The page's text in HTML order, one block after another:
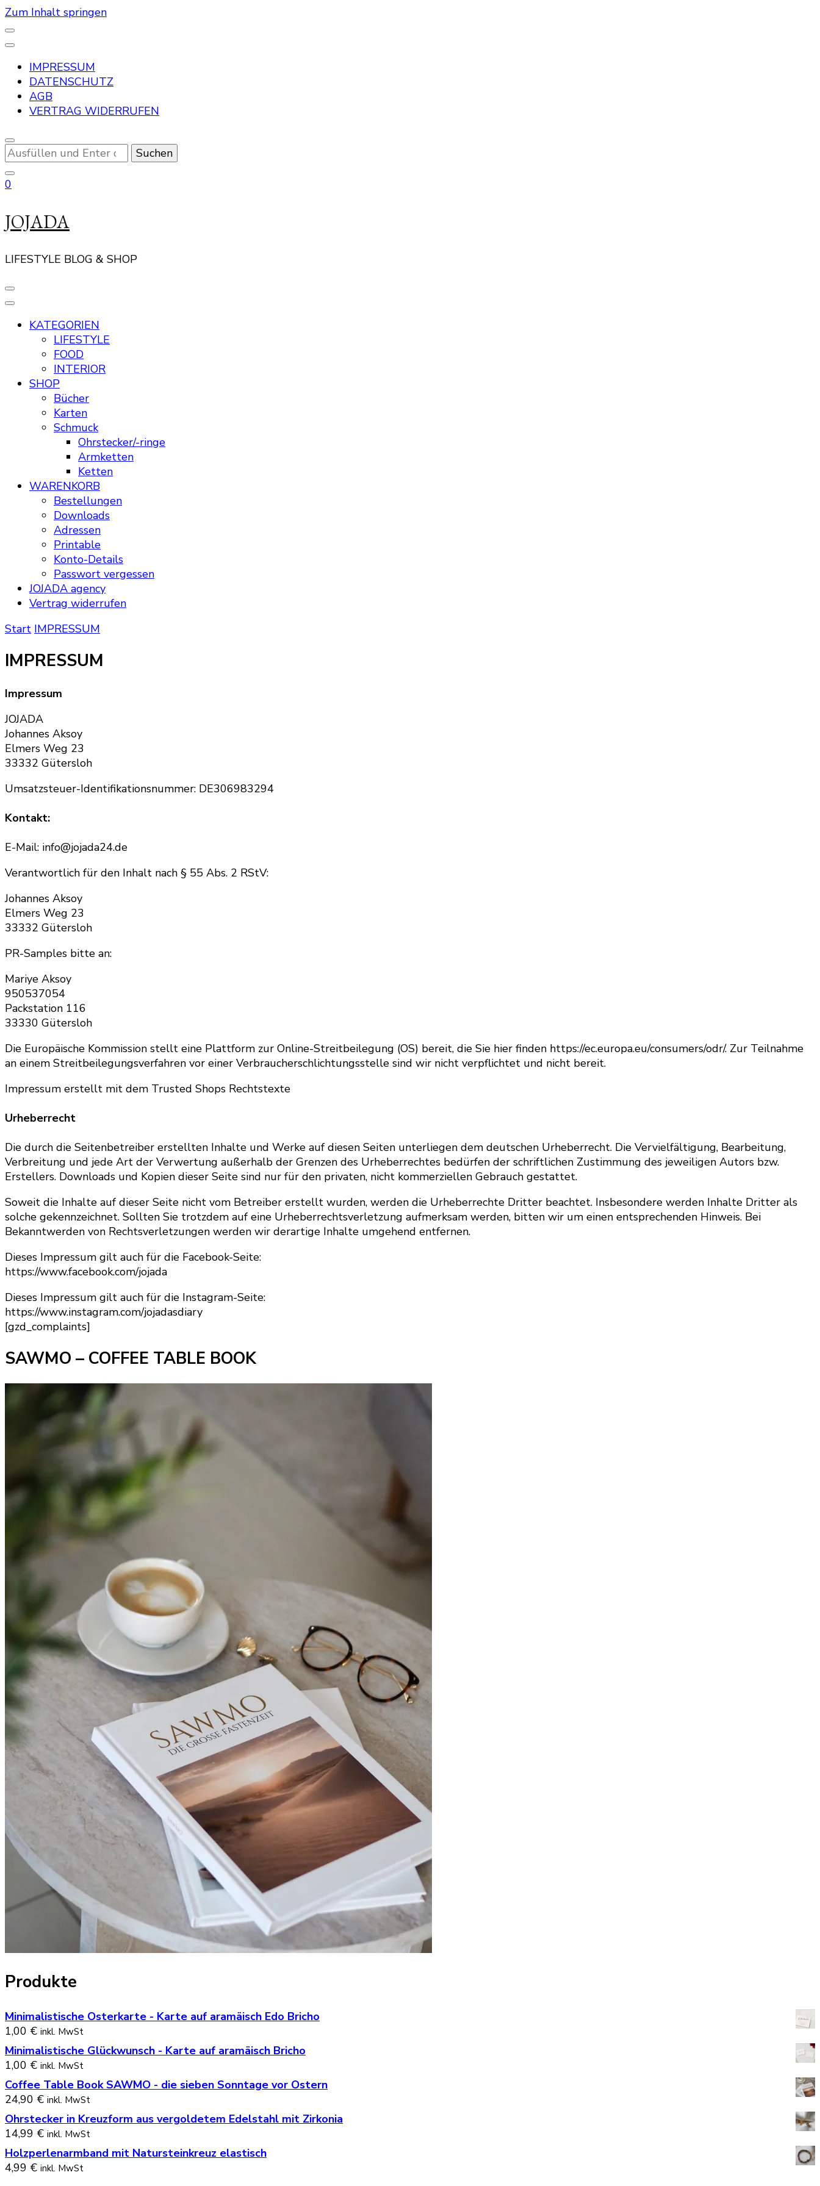
Zum Inhalt springen
IMPRESSUM
DATENSCHUTZ
AGB
VERTRAG WIDERRUFEN
Suchst
du
nach
0
JOJADA
LIFESTYLE BLOG & SHOP
KATEGORIEN
LIFESTYLE
FOOD
INTERIOR
SHOP
Bücher
Karten
Schmuck
Ohrstecker/-ringe
Armketten
Ketten
WARENKORB
Bestellungen
Downloads
Adressen
Printable
Konto-Details
Passwort vergessen
JOJADA agency
Vertrag widerrufen
Start IMPRESSUM
IMPRESSUM
Impressum
JOJADA
Johannes Aksoy
Elmers Weg 23
33332 Gütersloh
Umsatzsteuer-Identifikationsnummer: DE306983294
Kontakt:
E-Mail: info@jojada24.de
Verantwortlich für den Inhalt nach § 55 Abs. 2 RStV:
Johannes Aksoy
Elmers Weg 23
33332 Gütersloh
PR-Samples bitte an:
Mariye Aksoy
950537054
Packstation 116
33330 Gütersloh
Die Europäische Kommission stellt eine Plattform zur Online-Streitbeilegung (OS) bereit, die Sie hier finden https://ec.europa.eu/consumers/odr/. Zur Teilnahme
an einem Streitbeilegungsverfahren vor einer Verbraucherschlichtungsstelle sind wir nicht verpflichtet und nicht bereit.
Impressum erstellt mit dem Trusted Shops Rechtstexte
Urheberrecht
Die durch die Seitenbetreiber erstellten Inhalte und Werke auf diesen Seiten unterliegen dem deutschen Urheberrecht. Die Vervielfältigung, Bearbeitung,
Verbreitung und jede Art der Verwertung außerhalb der Grenzen des Urheberrechtes bedürfen der schriftlichen Zustimmung des jeweiligen Autors bzw.
Erstellers. Downloads und Kopien dieser Seite sind nur für den privaten, nicht kommerziellen Gebrauch gestattet.
Soweit die Inhalte auf dieser Seite nicht vom Betreiber erstellt wurden, werden die Urheberrechte Dritter beachtet. Insbesondere werden Inhalte Dritter als
solche gekennzeichnet. Sollten Sie trotzdem auf eine Urheberrechtsverletzung aufmerksam werden, bitten wir um einen entsprechenden Hinweis. Bei
Bekanntwerden von Rechtsverletzungen werden wir derartige Inhalte umgehend entfernen.
Dieses Impressum gilt auch für die Facebook-Seite:
https://www.facebook.com/jojada
Dieses Impressum gilt auch für die Instagram-Seite:
https://www.instagram.com/jojadasdiary
[gzd_complaints]
SAWMO – COFFEE TABLE BOOK
Produkte
Minimalistische Osterkarte - Karte auf aramäisch Edo Bricho
1,00 € inkl. MwSt
Minimalistische Glückwunsch - Karte auf aramäisch Bricho
1,00 € inkl. MwSt
Coffee Table Book SAWMO - die sieben Sonntage vor Ostern
24,90 € inkl. MwSt
Ohrstecker in Kreuzform aus vergoldetem Edelstahl mit Zirkonia
14,99 € inkl. MwSt
Holzperlenarmband mit Natursteinkreuz elastisch
4,99 € inkl. MwSt